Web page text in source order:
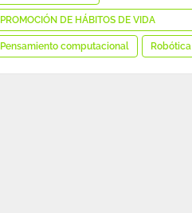
PROMOCIÓN DE HÁBITOS DE VIDA
SALUDABLE
Pensamiento computacional Robótica